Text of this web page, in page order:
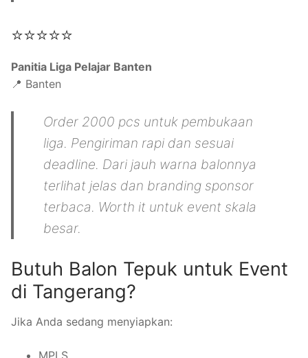
⭐⭐⭐⭐⭐
Panitia Liga Pelajar Banten
📍 Banten
Order 2000 pcs untuk pembukaan
liga. Pengiriman rapi dan sesuai
deadline. Dari jauh warna balonnya
terlihat jelas dan branding sponsor
terbaca. Worth it untuk event skala
besar.
Butuh Balon Tepuk untuk Event
di Tangerang?
Jika Anda sedang menyiapkan:
MPLS